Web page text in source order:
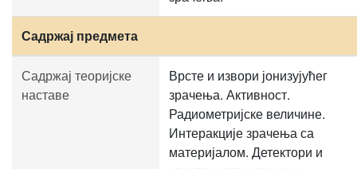
Садржај предмета
Садржај теоријске
наставе
Врсте и извори јонизујућег
зрачења. Активност.
Радиометријске величине.
Интеракције зрачења са
материјалом. Детектори и